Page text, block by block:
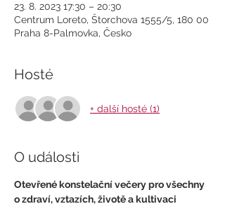
23. 8. 2023 17:30 – 20:30
Centrum Loreto, Štorchova 1555/5, 180 00
Praha 8-Palmovka, Česko
Hosté
+ další hosté (1)
O události
Otevřené konstelační večery pro všechny
o zdraví, vztazích, životě a kultivaci